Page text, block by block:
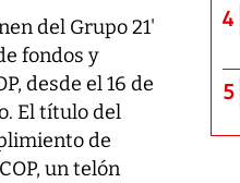
del Grupo 21'
fondos y
desde el 16 de
El título del
de
un telón
4
5